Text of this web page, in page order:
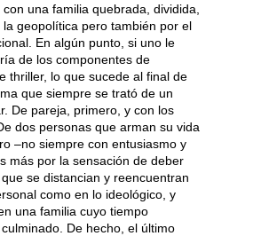
una familia quebrada, dividida,
geopolítica pero también por el
En algún punto, si uno le
de los componentes de
thriller, lo que sucede al final de
que siempre se trató de un
De pareja, primero, y con los
dos personas que arman su vida
–no siempre con entusiasmo y
más por la sensación de deber
se distancian y reencuentran
como en lo ideológico, y
una familia cuyo tiempo
De hecho, el último